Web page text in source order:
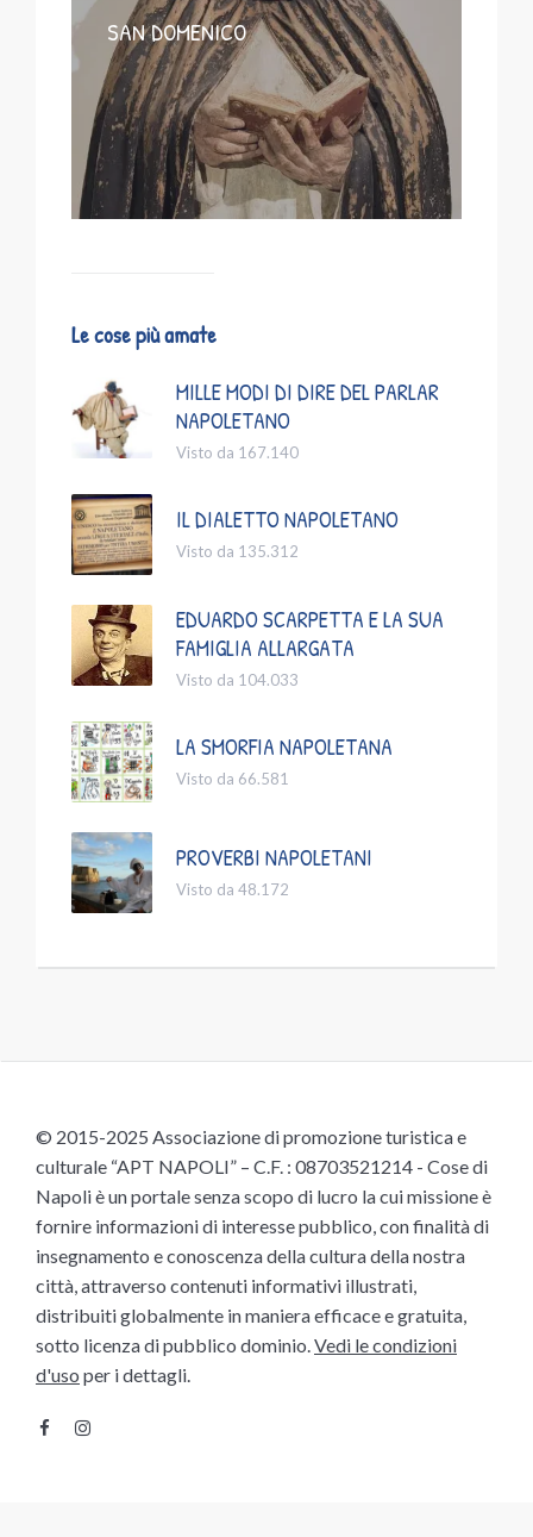
SAN DOMENICO
Le cose più amate
MILLE MODI DI DIRE DEL PARLAR
NAPOLETANO
Visto da 167.140
IL DIALETTO NAPOLETANO
Visto da 135.312
EDUARDO SCARPETTA E LA SUA
FAMIGLIA ALLARGATA
Visto da 104.033
LA SMORFIA NAPOLETANA
Visto da 66.581
PROVERBI NAPOLETANI
Visto da 48.172
© 2015-2025 Associazione di promozione turistica e
culturale “APT NAPOLI” – C.F. : 08703521214 - Cose di
Napoli è un portale senza scopo di lucro la cui missione è
fornire informazioni di interesse pubblico, con finalità di
insegnamento e conoscenza della cultura della nostra
città, attraverso contenuti informativi illustrati,
distribuiti globalmente in maniera efficace e gratuita,
sotto licenza di pubblico dominio. Vedi le condizioni
d'uso per i dettagli.